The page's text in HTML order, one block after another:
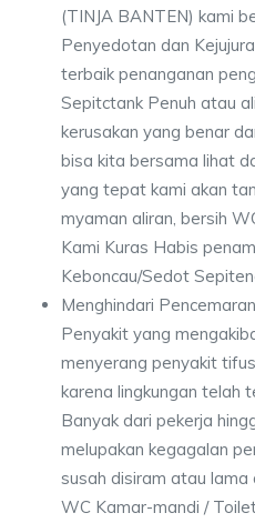
(TINJA BANTEN) kami
Penyedotan dan
terbaik penanganan
Sepitctank Penuh atau
kerusakan yang benar
bisa kita bersama lihat
yang tepat kami akan
myaman aliran, bersih
Kami Kuras Habis
Keboncau/Sedot
Menghindari
Penyakit yang
menyerang penyakit
karena lingkungan telah
Banyak dari pekerja
melupakan kegagalan
susah disiram atau lama
WC Kamar-mandi /